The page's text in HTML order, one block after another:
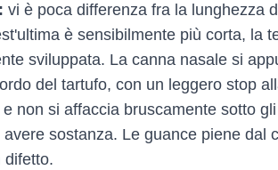
vi è poca differenza fra la lunghezza
è sensibilmente più corta, la
sviluppata. La canna nasale si
del tartufo, con un leggero stop
non si affaccia bruscamente sotto
sostanza. Le guance piene dal
difetto.